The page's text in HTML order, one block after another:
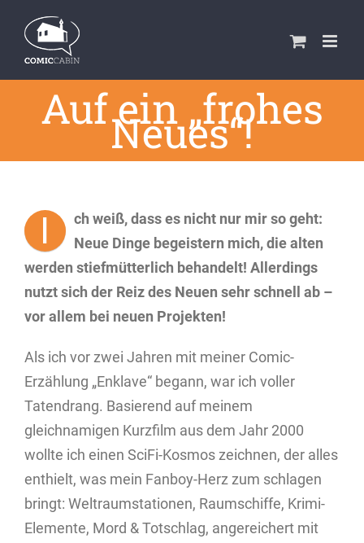
Inhalt
springen
Auf ein „frohes
Neues“!
I
ch weiß, dass es nicht nur mir so geht:
Neue Dinge begeistern mich, die alten
werden stiefmütterlich behandelt! Allerdings
nutzt sich der Reiz des Neuen sehr schnell ab –
vor allem bei neuen Projekten!
Als ich vor zwei Jahren mit meiner Comic-
Erzählung „Enklave“ begann, war ich voller
Tatendrang. Basierend auf meinem
gleichnamigen Kurzfilm aus dem Jahr 2000
wollte ich einen SciFi-Kosmos zeichnen, der alles
enthielt, was mein Fanboy-Herz zum schlagen
bringt: Weltraumstationen, Raumschiffe, Krimi-
Elemente, Mord & Totschlag, angereichert mit